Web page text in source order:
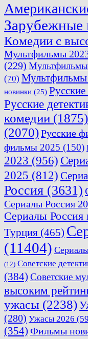
Зарубежные
Комедии с
Мультфильмы
(229)
(70) Мультфильмы
новинки (25)
Русские
комедии (1875)
(2070)Русские
фильмы 2025 (150)
2023 (956)
2025 (812)
Россия (3631)
Сериалы Россия
Сериалы Россия
Турция (465)
(11404)
(12) Советские
(384) Советские
высоким
ужасы (2238)
(280) Ужасы 2026
(354) Фильмы